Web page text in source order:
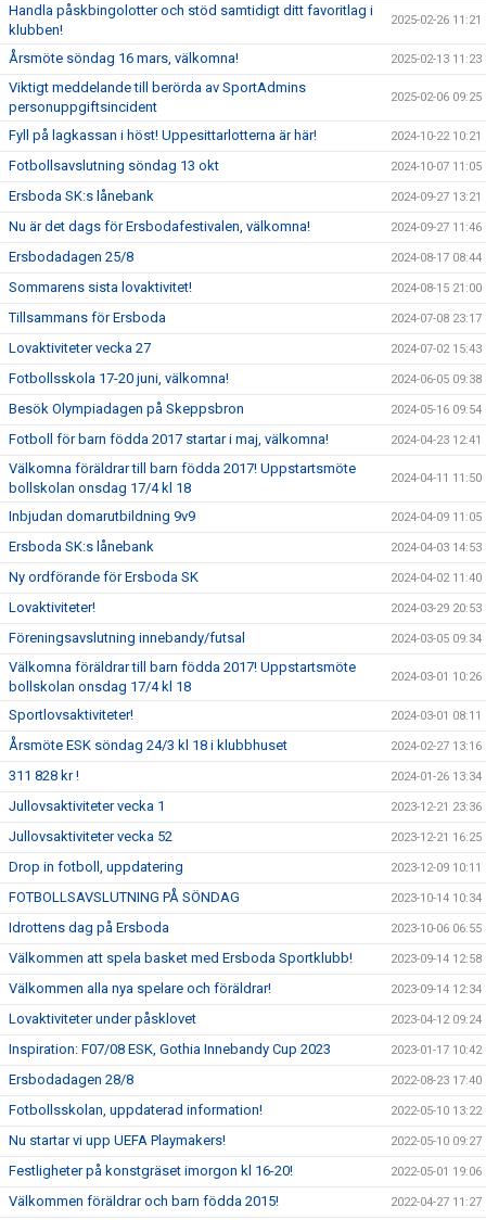
Handla påskbingolotter och stöd samtidigt ditt favoritlag i
klubben!
2025-02-26 11:21
Årsmöte söndag 16 mars, välkomna! 2025-02-13 11:23
Viktigt meddelande till berörda av SportAdmins
personuppgiftsincident
2025-02-06 09:25
Fyll på lagkassan i höst! Uppesittarlotterna är här! 2024-10-22 10:21
Fotbollsavslutning söndag 13 okt 2024-10-07 11:05
Ersboda SK:s lånebank 2024-09-27 13:21
Nu är det dags för Ersbodafestivalen, välkomna! 2024-09-27 11:46
Ersbodadagen 25/8 2024-08-17 08:44
Sommarens sista lovaktivitet! 2024-08-15 21:00
Tillsammans för Ersboda 2024-07-08 23:17
Lovaktiviteter vecka 27 2024-07-02 15:43
Fotbollsskola 17-20 juni, välkomna! 2024-06-05 09:38
Besök Olympiadagen på Skeppsbron 2024-05-16 09:54
Fotboll för barn födda 2017 startar i maj, välkomna! 2024-04-23 12:41
Välkomna föräldrar till barn födda 2017! Uppstartsmöte
bollskolan onsdag 17/4 kl 18
2024-04-11 11:50
Inbjudan domarutbildning 9v9 2024-04-09 11:05
Ersboda SK:s lånebank 2024-04-03 14:53
Ny ordförande för Ersboda SK 2024-04-02 11:40
Lovaktiviteter! 2024-03-29 20:53
Föreningsavslutning innebandy/futsal 2024-03-05 09:34
Välkomna föräldrar till barn födda 2017! Uppstartsmöte
bollskolan onsdag 17/4 kl 18
2024-03-01 10:26
Sportlovsaktiviteter! 2024-03-01 08:11
Årsmöte ESK söndag 24/3 kl 18 i klubbhuset 2024-02-27 13:16
311 828 kr ! 2024-01-26 13:34
Jullovsaktiviteter vecka 1 2023-12-21 23:36
Jullovsaktiviteter vecka 52 2023-12-21 16:25
Drop in fotboll, uppdatering 2023-12-09 10:11
FOTBOLLSAVSLUTNING PÅ SÖNDAG 2023-10-14 10:34
Idrottens dag på Ersboda 2023-10-06 06:55
Välkommen att spela basket med Ersboda Sportklubb! 2023-09-14 12:58
Välkommen alla nya spelare och föräldrar! 2023-09-14 12:34
Lovaktiviteter under påsklovet 2023-04-12 09:24
Inspiration: F07/08 ESK, Gothia Innebandy Cup 2023 2023-01-17 10:42
Ersbodadagen 28/8 2022-08-23 17:40
Fotbollsskolan, uppdaterad information! 2022-05-10 13:22
Nu startar vi upp UEFA Playmakers! 2022-05-10 09:27
Festligheter på konstgräset imorgon kl 16-20! 2022-05-01 19:06
Välkommen föräldrar och barn födda 2015! 2022-04-27 11:27